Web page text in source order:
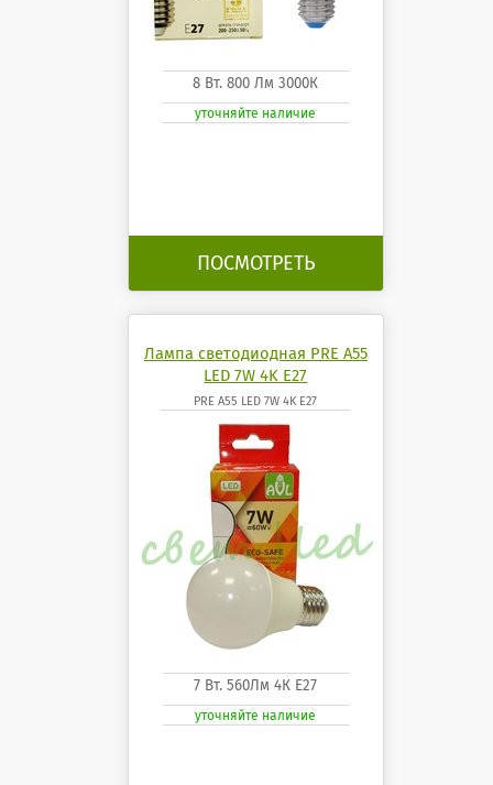
8 Вт. 800 Лм 3000К
уточняйте наличие
ПОСМОТРЕТЬ
Лампа светодиодная PRE A55
LED 7W 4K E27
PRE A55 LED 7W 4K E27
7 Вт. 560Лм 4К Е27
уточняйте наличие